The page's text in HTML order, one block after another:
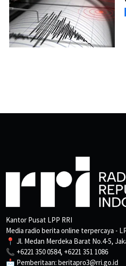
Kantor Pusat LPP RRI
Media radio berita online terpercaya -
📍 Jl. Medan Merdeka Barat No.4-5,
📞 +6221 350 0584, +6221 351 1086
📩 Pemberitaan: beritapro3@rri.go.id